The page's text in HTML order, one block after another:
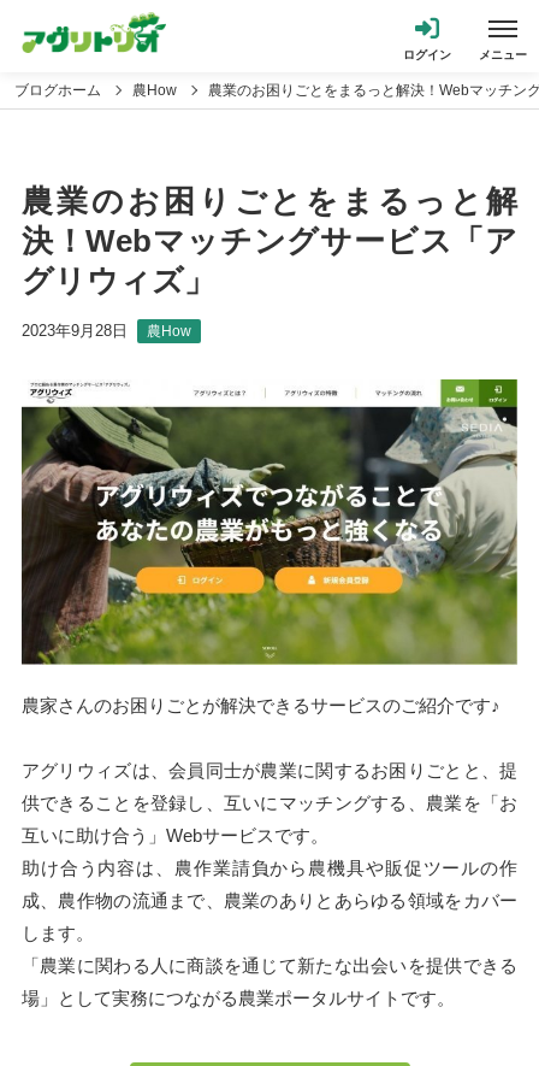
ブログホーム 農How 農業のお困りごとをまるっと解決！Webマッチン
農業のお困りごとをまるっと解
決！Webマッチングサービス「ア
グリウィズ」
2023年9月28日 農How
農家さんのお困りごとが解決できるサービスのご紹介です♪
アグリウィズは、会員同士が農業に関するお困りごとと、提
供できることを登録し、互いにマッチングする、農業を「お
互いに助け合う」Webサービスです。
助け合う内容は、農作業請負から農機具や販促ツールの作
成、農作物の流通まで、農業のありとあらゆる領域をカバー
します。
「農業に関わる人に商談を通じて新たな出会いを提供できる
場」として実務につながる農業ポータルサイトです。